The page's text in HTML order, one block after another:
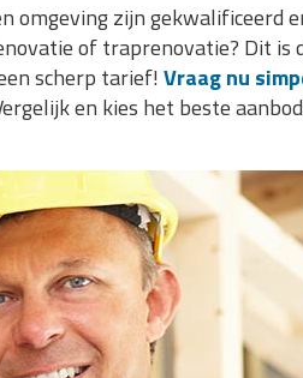
zijn gekwalificeerd
of traprenovatie? Dit is
scherp tarief! Vraag nu
en kies het beste